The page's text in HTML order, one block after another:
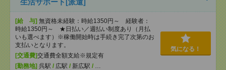
生活サポート[派遣]
[給 与] 無資格未経験：時給1350円～ 経験者：
時給1350円～ ★日払い／週払い制度あり（月払
いも選べます）※稼働開始時は手続き完了次第のお
支払いとなります。
[交通費]交通費全額支給※規定有
[勤務地] 呉駅 / 広駅 / 新広駅 / …
気になる！